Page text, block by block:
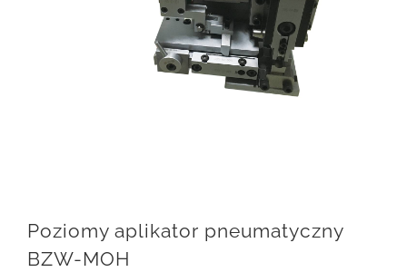
Poziomy aplikator pneumatyczny
BZW-MOH